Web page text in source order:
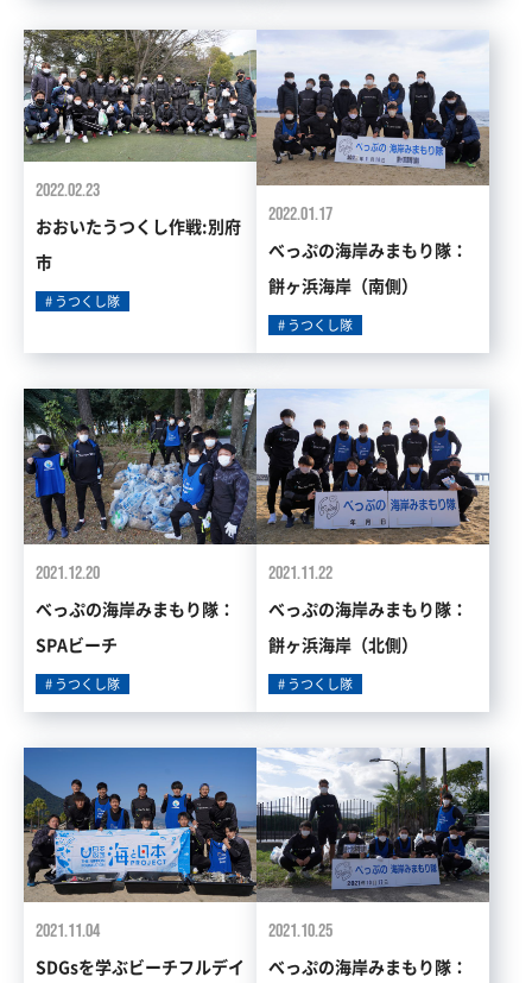
2022.02.23
おおいたうつくし作戦:別府
市
うつくし隊
2022.01.17
べっぷの海岸みまもり隊：
餅ヶ浜海岸（南側）
うつくし隊
2021.12.20
べっぷの海岸みまもり隊：
SPAビーチ
うつくし隊
2021.11.22
べっぷの海岸みまもり隊：
餅ヶ浜海岸（北側）
うつくし隊
2021.11.04
SDGsを学ぶビーチフルデイ
2021.10.25
べっぷの海岸みまもり隊：